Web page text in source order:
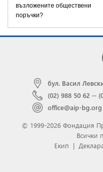
възложените обществени
поръчки?
бул. Васил
(02) 988 50 62 ···
office@aip-bg.org
© 1999-2026 Фондация
Всички
Екип |